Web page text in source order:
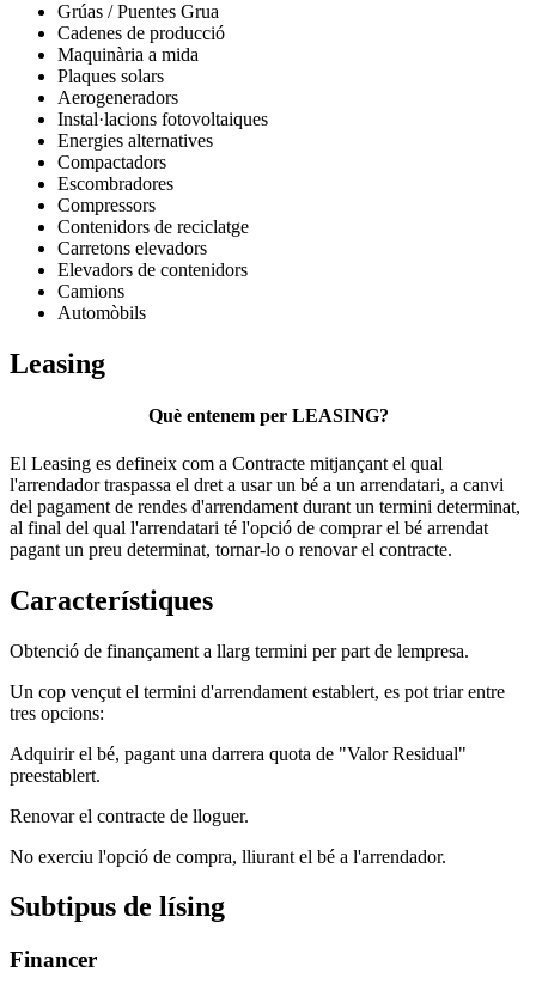
Grúas / Puentes Grua
Cadenes de producció
Maquinària a mida
Plaques solars
Aerogeneradors
Instal·lacions fotovoltaiques
Energies alternatives
Compactadors
Escombradores
Compressors
Contenidors de reciclatge
Carretons elevadors
Elevadors de contenidors
Camions
Automòbils
Leasing
Què entenem per LEASING?
El Leasing es defineix com a Contracte mitjançant el qual
l'arrendador traspassa el dret a usar un bé a un arrendatari, a canvi
del pagament de rendes d'arrendament durant un termini determinat,
al final del qual l'arrendatari té l'opció de comprar el bé arrendat
pagant un preu determinat, tornar-lo o renovar el contracte.
Característiques
Obtenció de finançament a llarg termini per part de lempresa.
Un cop vençut el termini d'arrendament establert, es pot triar entre
tres opcions:
Adquirir el bé, pagant una darrera quota de "Valor Residual"
preestablert.
Renovar el contracte de lloguer.
No exerciu l'opció de compra, lliurant el bé a l'arrendador.
Subtipus de lísing
Financer